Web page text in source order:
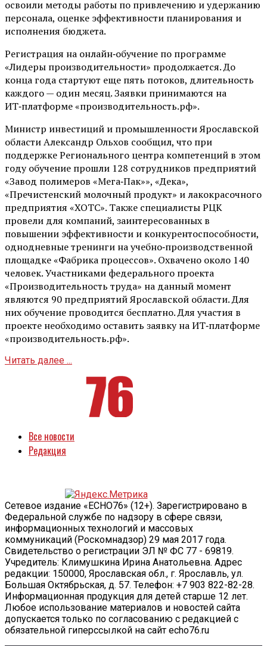
освоили методы работы по привлечению и удержанию
персонала, оценке эффективности планирования и
исполнения бюджета.
Регистрация на онлайн‑обучение по программе
«Лидеры производительности» продолжается. До
конца года стартуют еще пять потоков, длительность
каждого — один месяц. Заявки принимаются на
ИТ‑платформе «производительность.рф».
Министр инвестиций и промышленности Ярославской
области Александр Ольхов сообщил, что при
поддержке Регионального центра компетенций в этом
году обучение прошли 128 сотрудников предприятий
«Завод полимеров «Мега‑Пак»», «Дека»,
«Пречистенский молочный продукт» и лакокрасочного
предприятия «ХОТС». Также специалисты РЦК
провели для компаний, заинтересованных в
повышении эффективности и конкурентоспособности,
однодневные тренинги на учебно‑производственной
площадке «Фабрика процессов». Охвачено около 140
человек. Участниками федерального проекта
«Производительность труда» на данный момент
являются 90 предприятий Ярославской области. Для
них обучение проводится бесплатно. Для участия в
проекте необходимо оставить заявку на ИТ‑платформе
«производительность.рф».
Читать далее ...
Все новости
Редакция
Сетевое издание «ECHO76» (12+). Зарегистрировано в
Федеральной службе по надзору в сфере связи,
информационных технологий и массовых
коммуникаций (Роскомнадзор) 29 мая 2017 года.
Свидетельство о регистрации ЭЛ № ФС 77 - 69819.
Учредитель: Климушкина Ирина Анатольевна. Адрес
редакции: 150000, Ярославская обл., г. Ярославль, ул.
Большая Октябрьская, д. 57. Телефон: +7 903 822-82-28.
Информационная продукция для детей старше 12 лет.
Любое использование материалов и новостей сайта
допускается только по согласованию с редакцией с
обязательной гиперссылкой на сайт echo76.ru